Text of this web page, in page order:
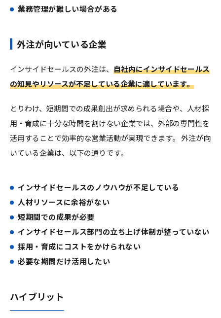
業務管理が難しい場合がある
外注が向いている企業
インサイドセールスの外注は、 自社内にインサイドセールス
の知見やリソースが不足している企業に適しています。
とりわけ、短期間での成果創出が求められる場合や、人材採
用・育成に十分な時間を割けない企業では、外部の専門性を
活用することで効率的な営業活動が実現できます。 外注が向
いている企業は、以下の通りです。
インサイドセールスのノウハウが不足している
人材リソースに余裕がない
短期間での成果が必要
インサイドセールス部門の立ち上げ体制が整っていない
採用・育成にコストをかけられない
必要な期間だけ活用したい
ハイブリット